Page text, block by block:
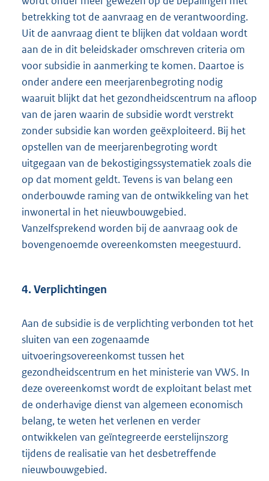
betrekking tot de aanvraag en de verantwoording.
Uit de aanvraag dient te blijken dat voldaan wordt
aan de in dit beleidskader omschreven criteria om
voor subsidie in aanmerking te komen. Daartoe is
onder andere een meerjarenbegroting nodig
waaruit blijkt dat het gezondheidscentrum na afloop
van de jaren waarin de subsidie wordt verstrekt
zonder subsidie kan worden geëxploiteerd. Bij het
opstellen van de meerjarenbegroting wordt
uitgegaan van de bekostigingssystematiek zoals die
op dat moment geldt. Tevens is van belang een
onderbouwde raming van de ontwikkeling van het
inwonertal in het nieuwbouwgebied.
Vanzelfsprekend worden bij de aanvraag ook de
bovengenoemde overeenkomsten meegestuurd.
4. Verplichtingen
Aan de subsidie is de verplichting verbonden tot het
sluiten van een zogenaamde
uitvoeringsovereenkomst tussen het
gezondheidscentrum en het ministerie van VWS. In
deze overeenkomst wordt de exploitant belast met
de onderhavige dienst van algemeen economisch
belang, te weten het verlenen en verder
ontwikkelen van geïntegreerde eerstelijnszorg
tijdens de realisatie van het desbetreffende
nieuwbouwgebied.